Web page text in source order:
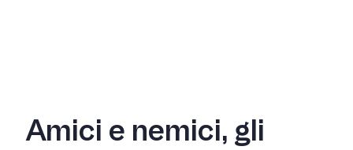
Amici e nemici, gli